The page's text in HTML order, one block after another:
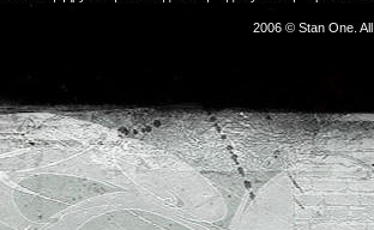
2006 © Stan One.